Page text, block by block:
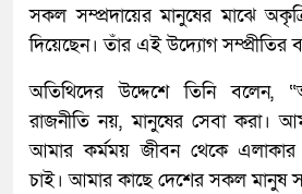
সকল সম্প্রদায়ের মানুষের মাঝে
দিয়েছেন। তাঁর এই উদ্যোগ সম্প্রীতির
অতিথিদের উদ্দেশে তিনি বলেন,
রাজনীতি নয়, মানুষের সেবা করা।
আমার কর্মময় জীবন থেকে
চাই। আমার কাছে দেশের সকল মানুষ